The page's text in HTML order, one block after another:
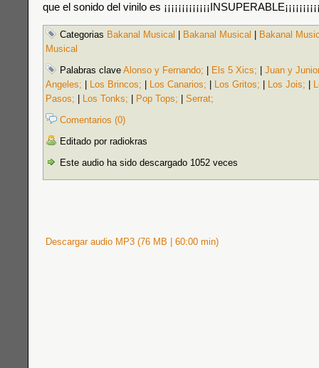
que el sonido del vinilo es
Categorias Bakanal Musical Bakanal Musical
Bakanal
Musical
Palabras clave Alonso y Fernando; Els 5 Xics;
Juan y
Angeles;
Los Brincos; Los Canarios; Los Gritos; Los Jois;
Pasos;
Los Tonks; Pop Tops;
Serrat;
Comentarios (0)
Editado por radiokras
Este audio ha sido descargado 1052 veces
Descargar audio MP3 (76 MB | 60:00 min)